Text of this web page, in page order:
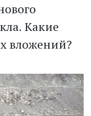
Какие
вложений?